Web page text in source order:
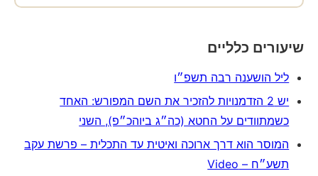
שיעורים כלליים
ליל הושענה רבה תשפ״ו
יש 2 הזדמנויות להזכיר את השם המפורש: האחד
כשמתוודים על החטא (כה״ג ביוהכ״פ), השני
המוסר הוא דרך ארוכה ואיטית עד התכלית – פרשת עקב
תשע״ח – Video